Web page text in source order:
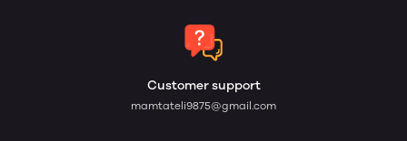
Customer support
mamtateli9875@gmail.com